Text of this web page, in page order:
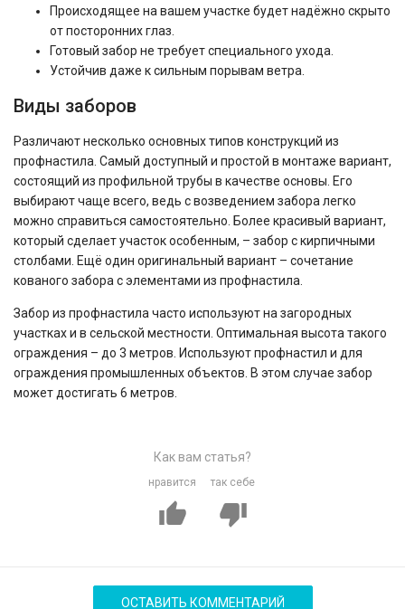
Происходящее на вашем участке будет надёжно скрыто
от посторонних глаз.
Готовый забор не требует специального ухода.
Устойчив даже к сильным порывам ветра.
Виды заборов
Различают несколько основных типов конструкций из
профнастила. Самый доступный и простой в монтаже вариант,
состоящий из профильной трубы в качестве основы. Его
выбирают чаще всего, ведь с возведением забора легко
можно справиться самостоятельно. Более красивый вариант,
который сделает участок особенным, – забор с кирпичными
столбами. Ещё один оригинальный вариант – сочетание
кованого забора с элементами из профнастила.
Забор из профнастила часто используют на загородных
участках и в сельской местности. Оптимальная высота такого
ограждения – до 3 метров. Используют профнастил и для
ограждения промышленных объектов. В этом случае забор
может достигать 6 метров.
Как вам статья?
нравится так себе
ОСТАВИТЬ КОММЕНТАРИЙ